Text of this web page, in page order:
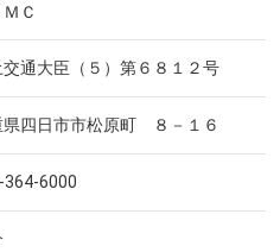
ＭＣ
交通大臣（５）第６８１２号
県四日市市松原町 ８－１６
364-6000